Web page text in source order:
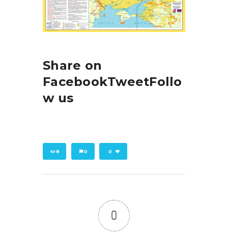
Share on
FacebookTweetFollo
w us
8 0 0
0